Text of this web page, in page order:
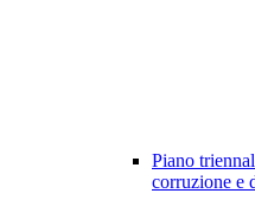
Piano
corruzione e